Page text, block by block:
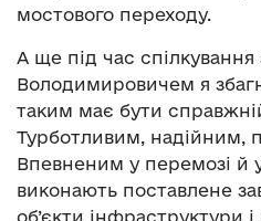
мостового переходу.
А ще під час спілкування
Володимировичем я
таким має бути
Турботливим, надійним,
Впевненим у перемозі й
виконають поставлене
об’єкти інфраструктури